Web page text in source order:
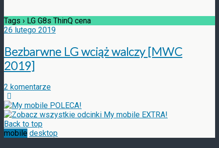
Tags › LG G8s ThinQ cena
26 lutego 2019
Bezbarwne LG wciąż walczy [MWC
2019]
2 komentarze
Back to top
mobile desktop